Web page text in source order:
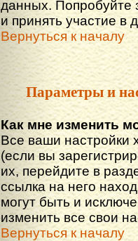
данных. Попробуйте
и принять участие в
Вернуться к началу
Параметры и
Как мне изменить
Все ваши настройки
(если вы
их, перейдите в
ссылка на него
могут быть и
изменить все свои
Вернуться к началу